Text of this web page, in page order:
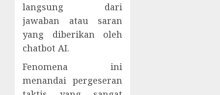
langsung dari
jawaban atau saran
yang diberikan oleh
chatbot AI.
Fenomena ini
menandai pergeseran